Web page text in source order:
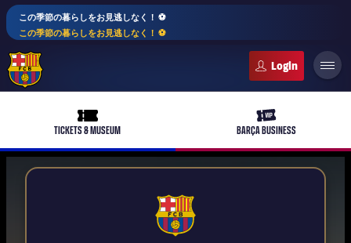
この季節の暮らしをお見逃しなく！ ⚽️
この季節の暮らしをお見逃しなく！ ⚽️
ticket-full
TICKETS & MUSEUM
ticket-vip
BARÇA BUSINESS
FCB Barcelona badge